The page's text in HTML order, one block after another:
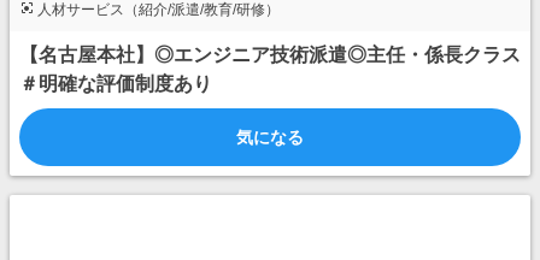
人材サービス（紹介/派遣/教育/研修）
【名古屋本社】◎エンジニア技術派遣◎主任・係長クラス
＃明確な評価制度あり
気になる